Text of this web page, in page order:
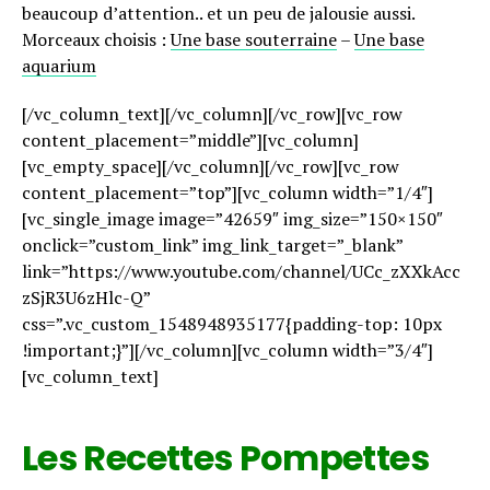
beaucoup d’attention.. et un peu de jalousie aussi.
Morceaux choisis :Une base souterraine–Une base
aquarium
[/vc_column_text][/vc_column][/vc_row][vc_row
content_placement=”middle”][vc_column]
[vc_empty_space][/vc_column][/vc_row][vc_row
content_placement=”top”][vc_column width=”1/4″]
[vc_single_image image=”42659″ img_size=”150×150″
onclick=”custom_link” img_link_target=”_blank”
link=”https://www.youtube.com/channel/UCc_zXXkAcc
zSjR3U6zHlc-Q”
css=”.vc_custom_1548948935177{padding-top: 10px
!important;}”][/vc_column][vc_column width=”3/4″]
[vc_column_text]
Les Recettes Pompettes
Pinterest
Whatsapp